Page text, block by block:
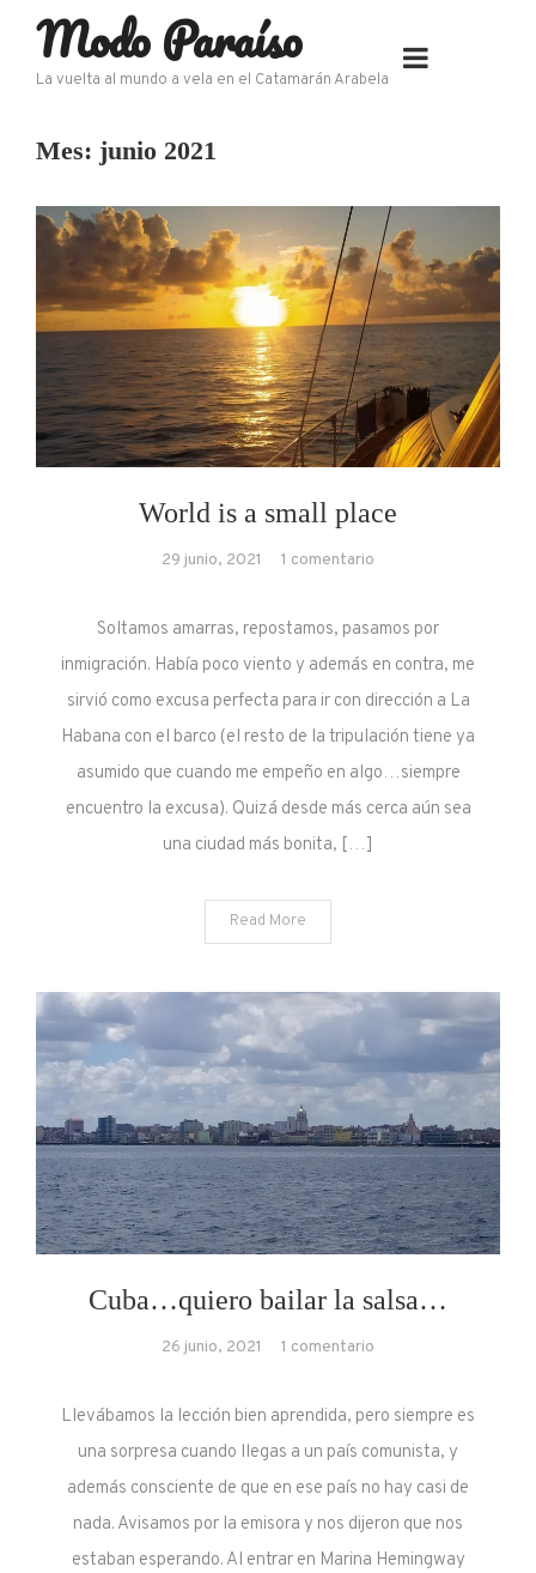
content
Modo Paraíso
La vuelta al mundo a vela en el Catamarán Arabela
Mes: junio 2021
World is a small place
29 junio, 2021 1 comentario
place
Soltamos amarras, repostamos, pasamos por
inmigración. Había poco viento y además en contra, me
sirvió como excusa perfecta para ir con dirección a La
Habana con el barco (el resto de la tripulación tiene ya
asumido que cuando me empeño en algo…siempre
encuentro la excusa). Quizá desde más cerca aún sea
una ciudad más bonita, […]
Read More
Cuba…quiero bailar la salsa…
26 junio, 2021 1 comentario
quiero
salsa…
Llevábamos la lección bien aprendida, pero siempre es
una sorpresa cuando llegas a un país comunista, y
además consciente de que en ese país no hay casi de
nada. Avisamos por la emisora y nos dijeron que nos
estaban esperando. Al entrar en Marina Hemingway